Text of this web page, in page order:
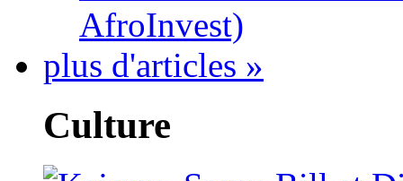
AfroInvest)
plus d'articles »
Culture